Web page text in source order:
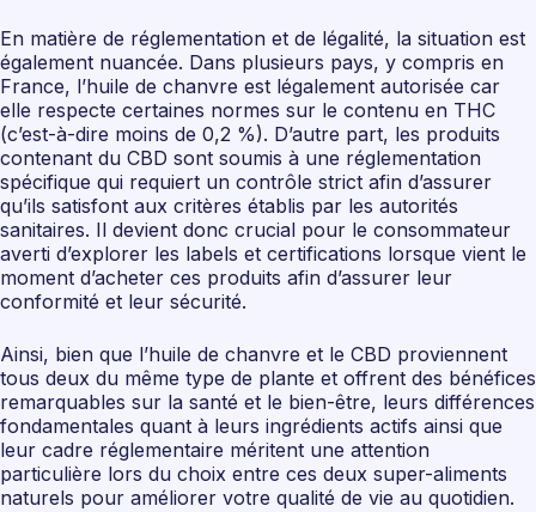
En matière de réglementation et de légalité, la situation est
également nuancée. Dans plusieurs pays, y compris en
France, l’huile de chanvre est légalement autorisée car
elle respecte certaines normes sur le contenu en THC
(c’est-à-dire moins de 0,2 %). D’autre part, les produits
contenant du CBD sont soumis à une réglementation
spécifique qui requiert un contrôle strict afin d’assurer
qu’ils satisfont aux critères établis par les autorités
sanitaires. Il devient donc crucial pour le consommateur
averti d’explorer les labels et certifications lorsque vient le
moment d’acheter ces produits afin d’assurer leur
conformité et leur sécurité.
Ainsi, bien que l’huile de chanvre et le CBD proviennent
tous deux du même type de plante et offrent des bénéfices
remarquables sur la santé et le bien-être, leurs différences
fondamentales quant à leurs ingrédients actifs ainsi que
leur cadre réglementaire méritent une attention
particulière lors du choix entre ces deux super-aliments
naturels pour améliorer votre qualité de vie au quotidien.